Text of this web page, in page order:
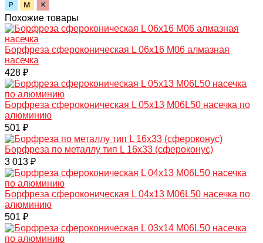
Похожие товары
Борфреза сфероконическая L 06х16 M06 алмазная
насечка
428 ₽
Борфреза сфероконическая L 05х13 M06L50 насечка по
алюминию
501 ₽
Борфреза по металлу тип L 16х33 (сфероконус)
3 013 ₽
Борфреза сфероконическая L 04х13 M06L50 насечка по
алюминию
501 ₽